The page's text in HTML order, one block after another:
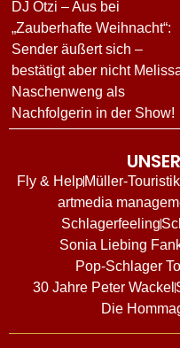
DJ Ötzi – Aus bei
„Zauberhafte Weihnacht“:
Sender äußert sich –
bestätigt aber nicht
Naschenweng als
Nachfolgerin in der Show!
Fly & HelpMüller-Touristik
artmedia
Schlagerfeeling
Sonia Liebing
Pop-Schlager
30 Jahre Peter Wackel
Die